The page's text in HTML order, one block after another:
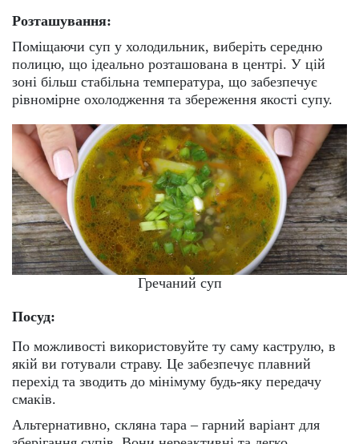
Розташування:
Поміщаючи суп у холодильник, виберіть середню
полицю, що ідеально розташована в центрі. У цій
зоні більш стабільна температура, що забезпечує
рівномірне охолодження та збереження якості супу.
Гречаний суп
Посуд:
По можливості використовуйте ту саму каструлю, в
якій ви готували страву. Це забезпечує плавний
перехід та зводить до мінімуму будь-яку передачу
смаків.
Альтернативно, скляна тара – гарний варіант для